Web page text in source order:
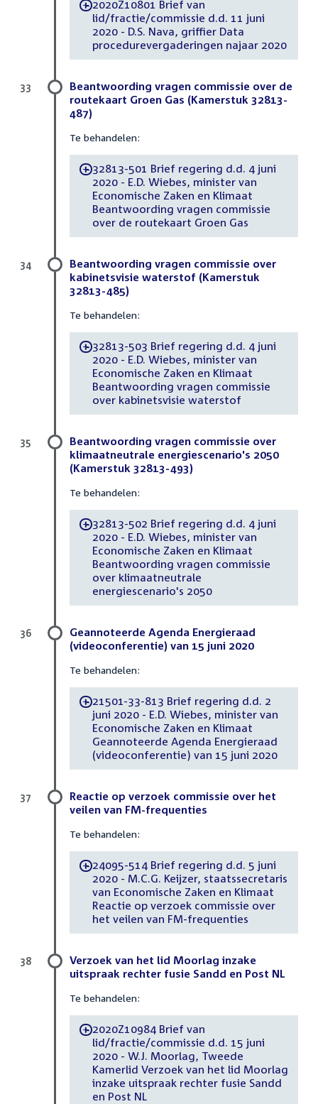
-2020Z10801 Brief van
lid/fractie/commissie d.d. 11 juni
2020 - D.S. Nava, griffier Data
procedurevergaderingen najaar 2020
Beantwoording vragen commissie over de
routekaart Groen Gas (Kamerstuk 32813-
487)
Te behandelen:
-32813-501 Brief regering d.d. 4 juni
2020 - E.D. Wiebes, minister van
Economische Zaken en Klimaat
Beantwoording vragen commissie
over de routekaart Groen Gas
33
Beantwoording vragen commissie over
kabinetsvisie waterstof (Kamerstuk
32813-485)
Te behandelen:
-32813-503 Brief regering d.d. 4 juni
2020 - E.D. Wiebes, minister van
Economische Zaken en Klimaat
Beantwoording vragen commissie
over kabinetsvisie waterstof
34
Beantwoording vragen commissie over
klimaatneutrale energiescenario's 2050
(Kamerstuk 32813-493)
Te behandelen:
-32813-502 Brief regering d.d. 4 juni
2020 - E.D. Wiebes, minister van
Economische Zaken en Klimaat
Beantwoording vragen commissie
over klimaatneutrale
energiescenario's 2050
35
Geannoteerde Agenda Energieraad
(videoconferentie) van 15 juni 2020
Te behandelen:
-21501-33-813 Brief regering d.d. 2
juni 2020 - E.D. Wiebes, minister van
Economische Zaken en Klimaat
Geannoteerde Agenda Energieraad
(videoconferentie) van 15 juni 2020
36
Reactie op verzoek commissie over het
veilen van FM-frequenties
Te behandelen:
-24095-514 Brief regering d.d. 5 juni
2020 - M.C.G. Keijzer, staatssecretaris
van Economische Zaken en Klimaat
Reactie op verzoek commissie over
het veilen van FM-frequenties
37
Verzoek van het lid Moorlag inzake
uitspraak rechter fusie Sandd en Post NL
Te behandelen:
-2020Z10984 Brief van
lid/fractie/commissie d.d. 15 juni
2020 - W.J. Moorlag, Tweede
Kamerlid Verzoek van het lid Moorlag
inzake uitspraak rechter fusie Sandd
en Post NL
38